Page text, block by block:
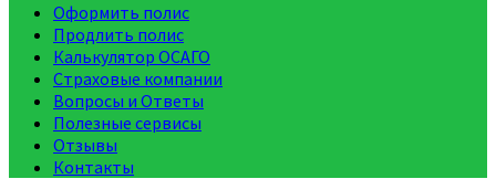
Оформить полис
Продлить полис
Калькулятор ОСАГО
Страховые компании
Вопросы и Ответы
Полезные сервисы
Отзывы
Контакты